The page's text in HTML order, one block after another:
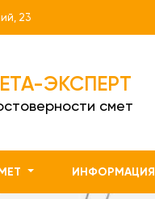
23
ЭКСПЕРТ
смет
ИНФОРМАЦИЯ